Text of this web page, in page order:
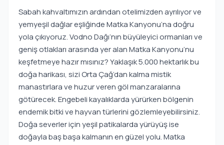
Sabah kahvaltımızın ardından otelimizden ayrılıyor ve
yemyeşil dağlar eşliğinde Matka Kanyonu’na doğru
yola çıkıyoruz. Vodno Dağı’nın büyüleyici ormanları ve
geniş otlakları arasında yer alan Matka Kanyonu’nu
keşfetmeye hazır mısınız? Yaklaşık 5.000 hektarlık bu
doğa harikası, sizi Orta Çağ’dan kalma mistik
manastırlara ve huzur veren göl manzaralarına
götürecek. Engebeli kayalıklarda yürürken bölgenin
endemik bitki ve hayvan türlerini gözlemleyebilirsiniz.
Doğa severler için yeşil patikalarda yürüyüş ise
doğayla baş başa kalmanın en güzel yolu. Matka